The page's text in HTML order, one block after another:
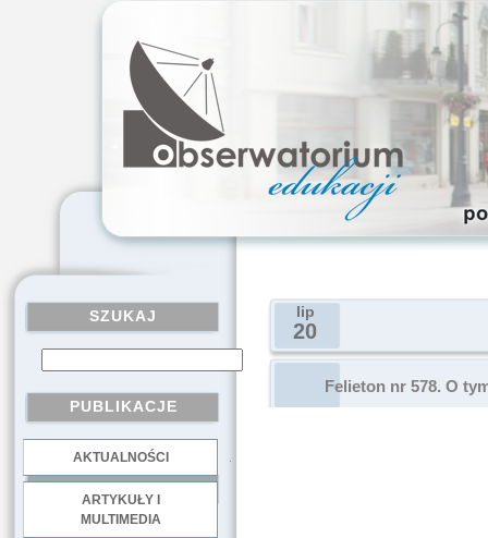
SZUKAJ
PUBLIKACJE
AKTUALNOŚCI
ARTYKUŁY I
MULTIMEDIA
lip
20
Felieton nr 578. O